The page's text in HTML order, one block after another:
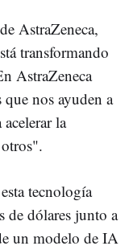
AstraZeneca,
transformando
AstraZeneca
nos ayuden a
la
tecnología
de dólares junto a
un modelo de IA